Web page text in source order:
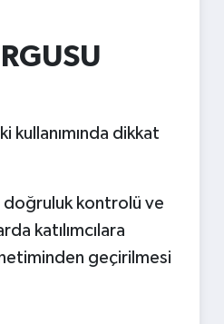
kullanımında dikkat
doğruluk kontrolü ve
katılımcılara
geçirilmesi